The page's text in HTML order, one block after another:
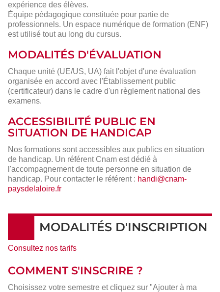
expérience des élèves.
Équipe pédagogique constituée pour partie de
professionnels. Un espace numérique de formation (ENF)
est utilisé tout au long du cursus.
MODALITÉS D'ÉVALUATION
Chaque unité (UE/US, UA) fait l'objet d'une évaluation
organisée en accord avec l'Établissement public
(certificateur) dans le cadre d'un règlement national des
examens.
ACCESSIBILITÉ PUBLIC EN
SITUATION DE HANDICAP
Nos formations sont accessibles aux publics en situation
de handicap. Un référent Cnam est dédié à
l'accompagnement de toute personne en situation de
handicap. Pour contacter le référent : handi@cnam-
paysdelaloire.fr
MODALITÉS D'INSCRIPTION
Consultez nos tarifs
COMMENT S'INSCRIRE ?
Choisissez votre semestre et cliquez sur "Ajouter à ma